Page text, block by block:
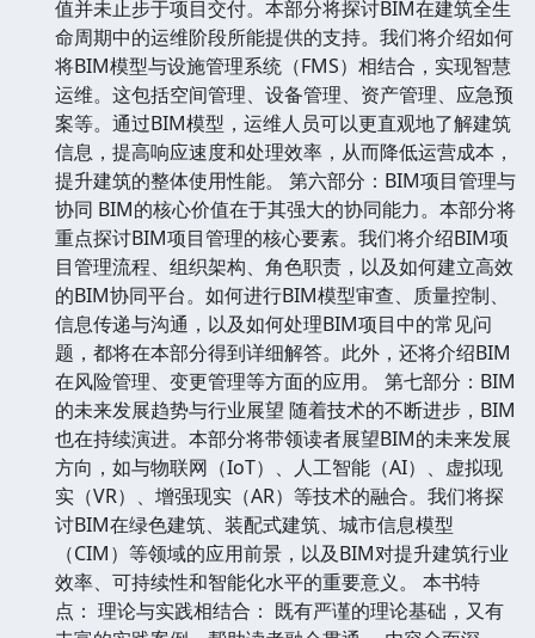
值并未止步于项目交付。本部分将探讨BIM在建筑全生
命周期中的运维阶段所能提供的支持。我们将介绍如何
将BIM模型与设施管理系统（FMS）相结合，实现智慧
运维。这包括空间管理、设备管理、资产管理、应急预
案等。通过BIM模型，运维人员可以更直观地了解建筑
信息，提高响应速度和处理效率，从而降低运营成本，
提升建筑的整体使用性能。 第六部分：BIM项目管理与
协同 BIM的核心价值在于其强大的协同能力。本部分将
重点探讨BIM项目管理的核心要素。我们将介绍BIM项
目管理流程、组织架构、角色职责，以及如何建立高效
的BIM协同平台。如何进行BIM模型审查、质量控制、
信息传递与沟通，以及如何处理BIM项目中的常见问
题，都将在本部分得到详细解答。此外，还将介绍BIM
在风险管理、变更管理等方面的应用。 第七部分：BIM
的未来发展趋势与行业展望 随着技术的不断进步，BIM
也在持续演进。本部分将带领读者展望BIM的未来发展
方向，如与物联网（IoT）、人工智能（AI）、虚拟现
实（VR）、增强现实（AR）等技术的融合。我们将探
讨BIM在绿色建筑、装配式建筑、城市信息模型
（CIM）等领域的应用前景，以及BIM对提升建筑行业
效率、可持续性和智能化水平的重要意义。 本书特
点： 理论与实践相结合： 既有严谨的理论基础，又有